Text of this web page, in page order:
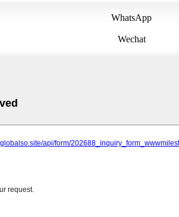
WhatsApp
Wechat